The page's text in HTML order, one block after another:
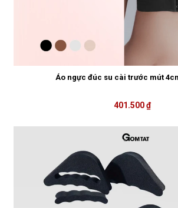
Áo ngực đúc su cài trước mút
401.500 ₫